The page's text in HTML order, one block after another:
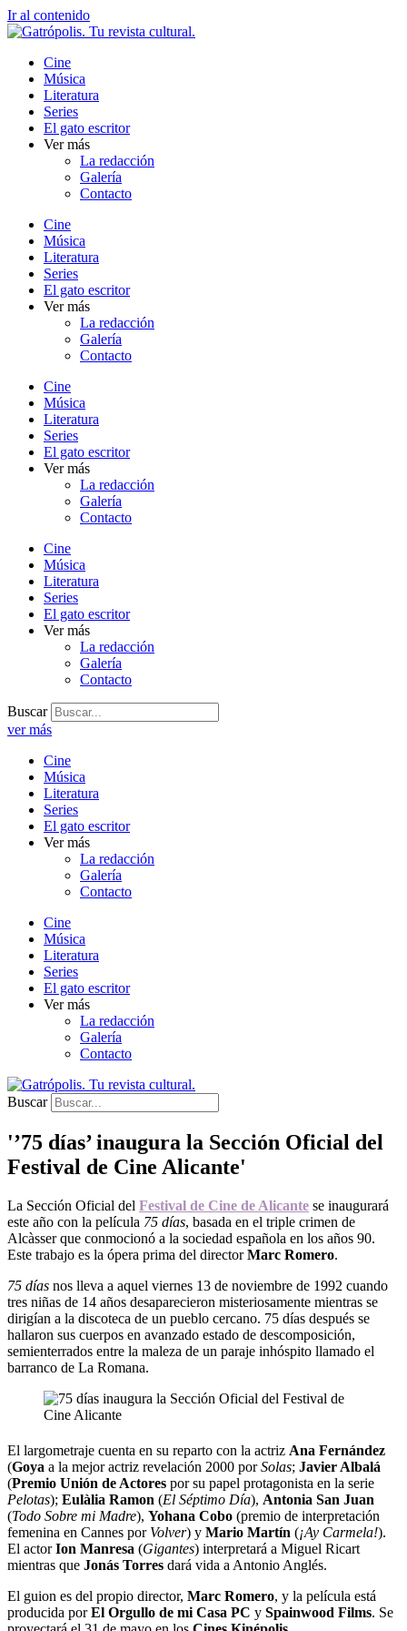
Ir al contenido
Cine
Música
Literatura
Series
El gato escritor
Ver más
La redacción
Galería
Contacto
Cine
Música
Literatura
Series
El gato escritor
Ver más
La redacción
Galería
Contacto
Cine
Música
Literatura
Series
El gato escritor
Ver más
La redacción
Galería
Contacto
Cine
Música
Literatura
Series
El gato escritor
Ver más
La redacción
Galería
Contacto
Buscar
ver más
Cine
Música
Literatura
Series
El gato escritor
Ver más
La redacción
Galería
Contacto
Cine
Música
Literatura
Series
El gato escritor
Ver más
La redacción
Galería
Contacto
Buscar
'’75 días’ inaugura la Sección Oficial del
Festival de Cine Alicante'
La Sección Oficial del Festival de Cine de Alicante se inaugurará
este año con la película 75 días, basada en el triple crimen de
Alcàsser que conmocionó a la sociedad española en los años 90.
Este trabajo es la ópera prima del directorMarc Romero.
75 días nos lleva a aquel viernes 13 de noviembre de 1992 cuando
tres niñas de 14 años desaparecieron misteriosamente mientras se
dirigían a la discoteca de un pueblo cercano. 75 días después se
hallaron sus cuerpos en avanzado estado de descomposición,
semienterrados entre la maleza de un paraje inhóspito llamado el
barranco de La Romana.
El largometraje cuenta en su reparto con la actriz Ana Fernández
(Goya a la mejor actriz revelación 2000 porSolas; Javier Albalá
(Premio Unión de Actores por su papel protagonista en la serie
Pelotas); Eulàlia Ramon (El Séptimo Día), Antonia San Juan
(Todo Sobre mi Madre), Yohana Cobo (premio de interpretación
femenina en Cannes por Volver) y Mario Martín (¡Ay Carmela!).
El actorIon Manresa (Gigantes) interpretará a Miguel Ricart
mientras que Jonás Torres dará vida a Antonio Anglés.
El guion es del propio director, Marc Romero, y la película está
producida porEl Orgullo de mi Casa PC y Spainwood Films. Se